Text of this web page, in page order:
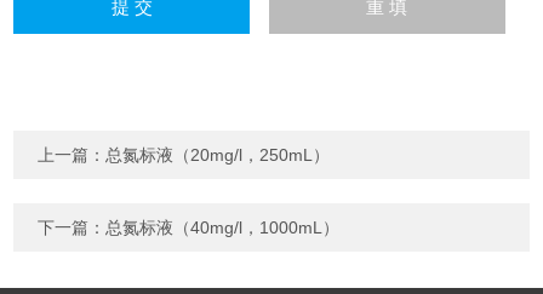
上一篇： 总氮标液（20mg/l，250mL）
下一篇： 总氮标液（40mg/l，1000mL）